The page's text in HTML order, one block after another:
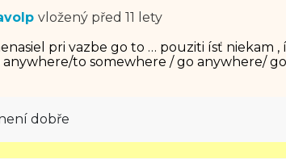
vložený před 11 lety
pri vazbe go to … pouziti ísť niekam ,
to somewhere / go anywhere/ go
dobře